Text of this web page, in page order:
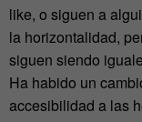
like, o siguen a
la horizontalidad,
siguen siendo
Ha habido un
accesibilidad a las